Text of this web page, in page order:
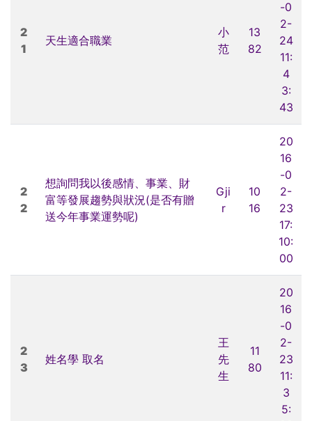
2
1
天生適合職業
小
范
13
82
-0
2-
24
11:
4
3:
43
2
2
想詢問我以後感情、事業、財
富等發展趨勢與狀況(是否有贈
送今年事業運勢呢)
Gji
r
10
16
20
16
-0
2-
23
17:
10:
00
2
3
姓名學 取名
王
先
生
11
80
20
16
-0
2-
23
11:
3
5: